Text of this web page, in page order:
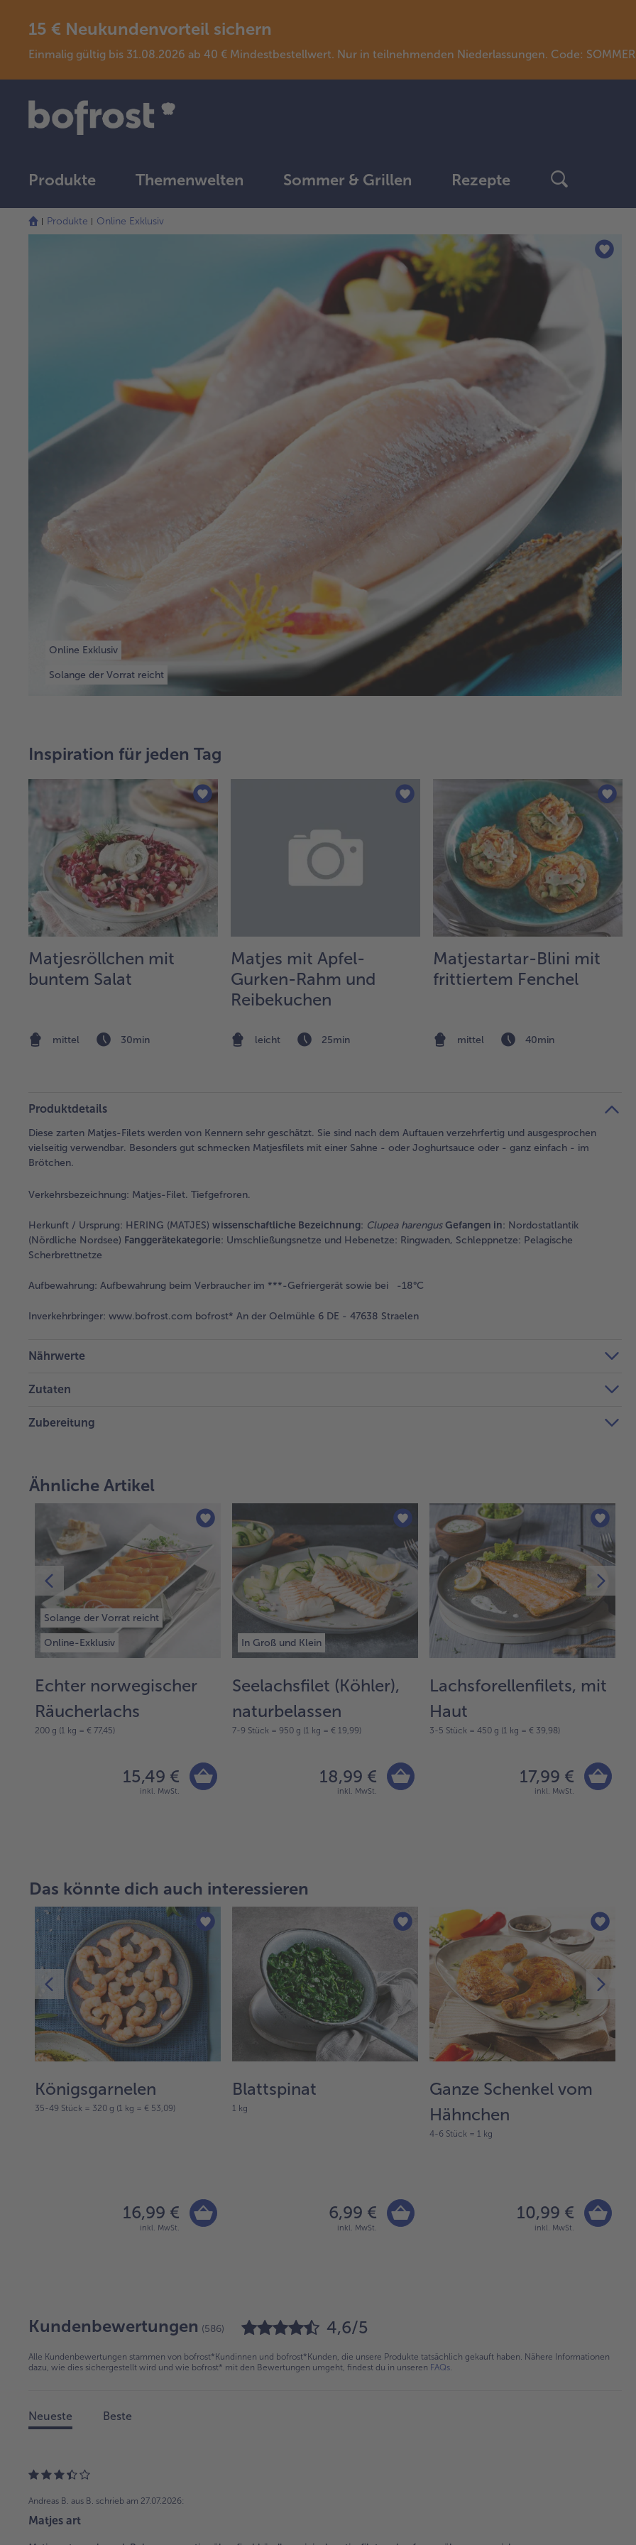
15 € Neukundenvorteil sichern
Einmalig gültig bis 31.08.2026 ab 40 € Mindestbestellwert. Nur in teilnehmenden Niederlassungen. Code:
Produkte Themenwelten Sommer & Grillen Rezepte
Produkte Online Exklusiv
Online Exklusiv
Solange der Vorrat reicht
Inspiration für jeden Tag
Matjesröllchen mit
buntem Salat
mittel 30min
Matjes mit Apfel-
Gurken-Rahm und
Reibekuchen
leicht 25min
Matjestartar-Blini mit
frittiertem Fenchel
mittel 40min
Produktdetails
Diese zarten Matjes-Filets werden von Kennern sehr geschätzt. Sie sind nach dem Auftauen verzehrfertig und ausgesprochen
vielseitig verwendbar. Besonders gut schmecken Matjesfilets mit einer Sahne - oder Joghurtsauce oder - ganz einfach - im
Brötchen.
Verkehrsbezeichnung: Matjes-Filet. Tiefgefroren.
Herkunft / Ursprung: HERING (MATJES) wissenschaftliche Bezeichnung: Clupea harengus Gefangen in: Nordostatlantik
(Nördliche Nordsee) Fanggerätekategorie: Umschließungsnetze und Hebenetze: Ringwaden, Schleppnetze: Pelagische
Scherbrettnetze
Aufbewahrung: Aufbewahrung beim Verbraucher im ***-Gefriergerät sowie bei -18°C
Inverkehrbringer: www.bofrost.com bofrost* An der Oelmühle 6 DE - 47638 Straelen
Nährwerte
Zutaten
Zubereitung
Ähnliche Artikel
Solange der Vorrat reicht
Online-Exklusiv
Echter norwegischer
Räucherlachs
200 g (1 kg = € 77,45)
15,49 €
inkl. MwSt.
In Groß und Klein
Seelachsfilet (Köhler),
naturbelassen
7-9 Stück = 950 g (1 kg = € 19,99)
18,99 €
inkl. MwSt.
Lachsforellenfilets, mit
Haut
3-5 Stück = 450 g (1 kg = € 39,98)
17,99 €
inkl. MwSt.
Das könnte dich auch interessieren
Königsgarnelen
35-49 Stück = 320 g (1 kg = € 53,09)
16,99 €
inkl. MwSt.
Blattspinat
1 kg
6,99 €
inkl. MwSt.
Ganze Schenkel vom
Hähnchen
4-6 Stück = 1 kg
10,99 €
inkl. MwSt.
Kundenbewertungen (586) 4,6/5
Alle Kundenbewertungen stammen von bofrost*Kundinnen und bofrost*Kunden, die unsere Produkte tatsächlich gekauft haben. Nähere Informationen
dazu, wie dies sichergestellt wird und wie bofrost* mit den Bewertungen umgeht, findest du in unseren FAQs
Neueste Beste
Andreas B. aus B. schrieb am 27.07.2026:
Matjes art